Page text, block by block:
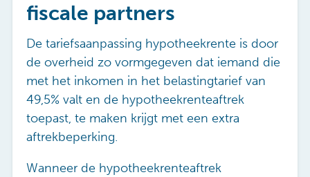
fiscale partners
De tariefsaanpassing hypotheekrente is door
de overheid zo vormgegeven dat iemand die
met het inkomen in het belastingtarief van
49,5% valt en de hypotheekrenteaftrek
toepast, te maken krijgt met een extra
aftrekbeperking.
Wanneer de hypotheekrenteaftrek